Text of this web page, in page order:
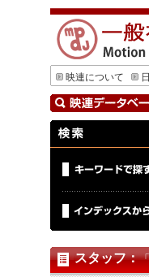
映連について
スタッフ：